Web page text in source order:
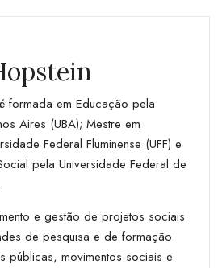
é formada em Educação pela
Aires (UBA); Mestre em
Federal Fluminense (UFF) e
pela Universidade Federal de
e gestão de projetos sociais
de pesquisa e de formação
públicas, movimentos sociais e